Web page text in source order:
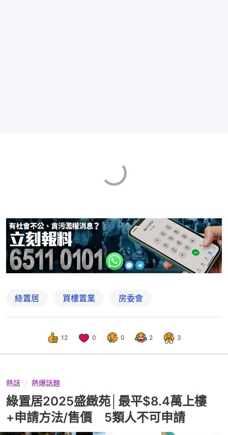
綠置居 買樓置業 房委會
12 0 0 2 3
熱話 熱爆話題
綠置居2025盛緻苑│最平$8.4萬上樓
+申請方法/售價 5類人不可申請